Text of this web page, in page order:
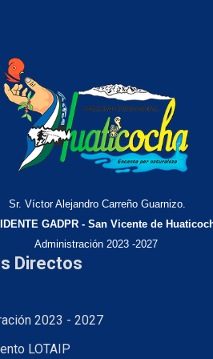
Sr. Víctor Alejandro Carreño Guarnizo.
GADPR - San Vicente de
Administración 2023 -2027
Directos
2023 - 2027
LOTAIP